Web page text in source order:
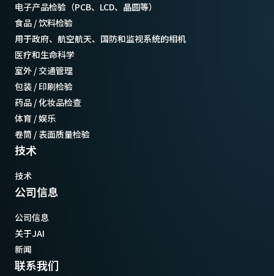
电子产品检验（PCB、LCD、晶圆等）
食品 / 饮料检验
用于政府、航空航天、国防和监视系统的相机
医疗和生命科学
室外 / 交通管理
包装 / 印刷检验
药品 / 化妆品检查
体育 / 娱乐
卷筒 / 表面质量检验
技术
技术
公司信息
公司信息
关于JAI
新闻
联系我们